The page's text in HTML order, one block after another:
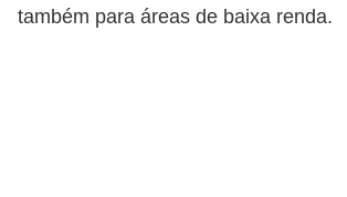
também para áreas de baixa renda.